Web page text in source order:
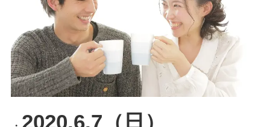
2020.6.7（日）